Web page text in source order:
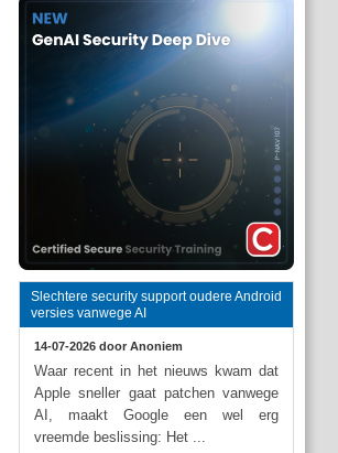
Slechtere security support oudere Android
versies vanwege AI
14-07-2026 door Anoniem
Waar recent in het nieuws kwam dat
Apple sneller gaat patchen vanwege
AI, maakt Google een wel erg
vreemde beslissing: Het ...